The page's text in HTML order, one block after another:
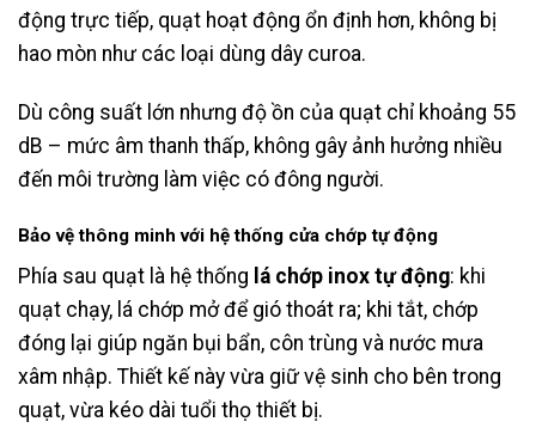
động trực tiếp, quạt hoạt động ổn định hơn, không bị
hao mòn như các loại dùng dây curoa.
Dù công suất lớn nhưng độ ồn của quạt chỉ khoảng 55
dB – mức âm thanh thấp, không gây ảnh hưởng nhiều
đến môi trường làm việc có đông người.
Bảo vệ thông minh với hệ thống cửa chớp tự động
Phía sau quạt là hệ thống lá chớp inox tự động: khi
quạt chạy, lá chớp mở để gió thoát ra; khi tắt, chớp
đóng lại giúp ngăn bụi bẩn, côn trùng và nước mưa
xâm nhập. Thiết kế này vừa giữ vệ sinh cho bên trong
quạt, vừa kéo dài tuổi thọ thiết bị.